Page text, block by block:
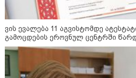
„გვახსოვს
მტერი”
20:58 / 07-08-
"იპოვონ
გიგა
ვის ევალება 11 აგვისტომდე
გამოცდების ეროვნულ ცენტრში